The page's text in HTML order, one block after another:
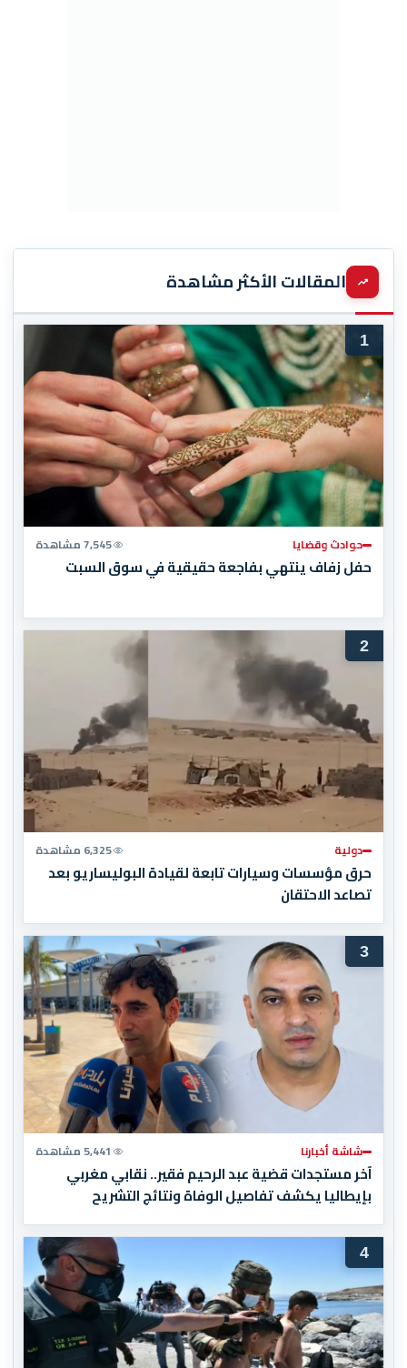
المقالات الأكثر مشاهدة
1
حوادث وقضايا 7,545 مشاهدة
حفل زفاف ينتهي بفاجعة حقيقية في سوق السبت
2
دولية 6,325 مشاهدة
حرق مؤسسات وسيارات تابعة لقيادة البوليساريو بعد
تصاعد الاحتقان
3
شاشة أخبارنا 5,441 مشاهدة
آخر مستجدات قضية عبد الرحيم فقير.. نقابي مغربي
بإيطاليا يكشف تفاصيل الوفاة ونتائج التشريح
4